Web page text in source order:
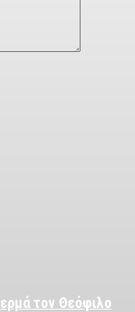
τον Θεόφιλο